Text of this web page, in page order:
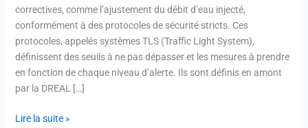
correctives, comme l’ajustement du débit d’eau injecté,
conformément à des protocoles de sécurité stricts. Ces
protocoles, appelés systèmes TLS (Traffic Light System),
définissent des seuils à ne pas dépasser et les mesures à prendre
en fonction de chaque niveau d’alerte. Ils sont définis en amont
par la DREAL […]
les
Lithium
de
Lire la suite »